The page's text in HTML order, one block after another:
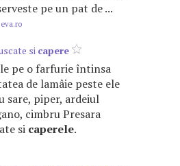
pe un pat de ...
si capere
pe o farfurie întinsa
de lamâie peste ele
sare, piper, ardeiul
cimbru Presara
si caperele.